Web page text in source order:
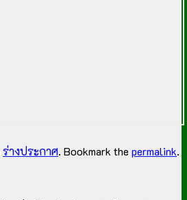
ร่างประกาศ. Bookmark the permalink.